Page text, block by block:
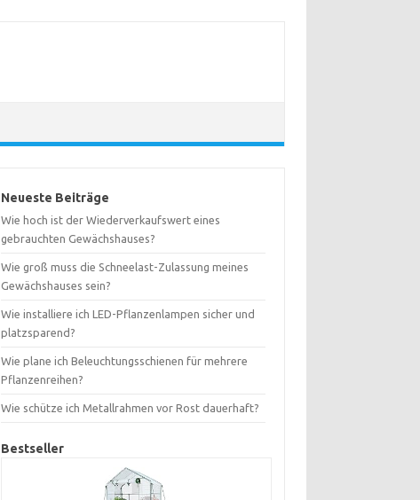
Neueste Beiträge
Wie hoch ist der Wiederverkaufswert eines
gebrauchten Gewächshauses?
Wie groß muss die Schneelast-Zulassung meines
Gewächshauses sein?
Wie installiere ich LED-Pflanzenlampen sicher und
platzsparend?
Wie plane ich Beleuchtungsschienen für mehrere
Pflanzenreihen?
Wie schütze ich Metallrahmen vor Rost dauerhaft?
Bestseller